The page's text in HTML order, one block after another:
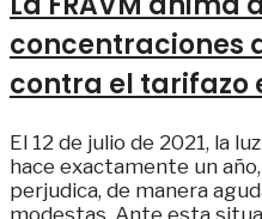
concentraciones
contra el tarifazo
El 12 de julio de 2021, la
hace exactamente un
perjudica, de manera
modestas. Ante esta